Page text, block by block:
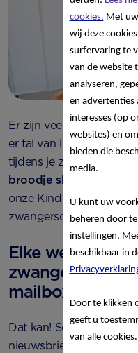
Er zijn veel dingen die
er tal van lekkere
tijdens je
broodje shoarma
, een
onze Kindervoeding
zwangerschaps-proof
Elke week een
mailbox?
Dat kan! Schrijf jehierin
nieuwsbrief. Zo krijg je
cookies. Met
wij deze
surfervaring te
van de website
analyseren,
en advertenties
interesses (op
websites) en
bieden die
media.
U kunt uw
beheren door
instellingen.
beschikbaar in
Door te klikken
geeft u
van alle cookies.